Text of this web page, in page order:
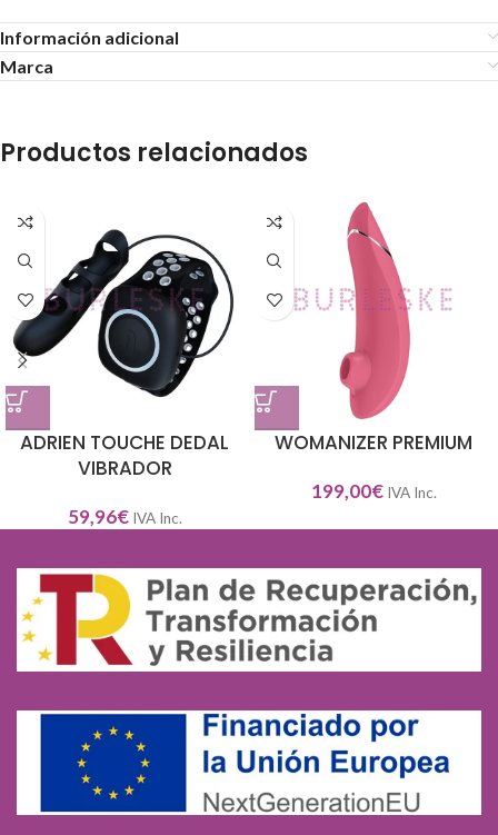
Información adicional
Marca
Productos relacionados
ADRIEN TOUCHE DEDAL
VIBRADOR
59,96€ IVA Inc.
WOMANIZER PREMIUM
199,00€ IVA Inc.